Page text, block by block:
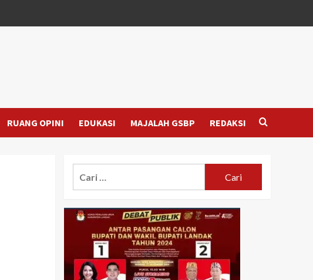
RUANG OPINI EDUKASI MAJALAH GSBP REDAKSI